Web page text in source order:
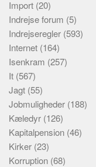
Import (20)
Indrejse forum (5)
Indrejseregler (593)
Internet (164)
Isenkram (257)
It (567)
Jagt (55)
Jobmuligheder (188)
Kæledyr (126)
Kapitalpension (46)
Kirker (23)
Korruption (68)